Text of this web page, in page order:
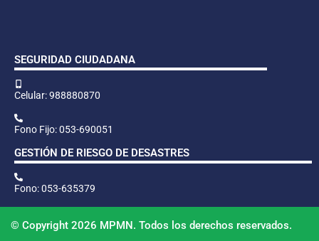
SEGURIDAD CIUDADANA
Celular: 988880870
Fono Fijo: 053-690051
GESTIÓN DE RIESGO DE DESASTRES
Fono: 053-635379
© Copyright 2026 MPMN. Todos los derechos reservados.